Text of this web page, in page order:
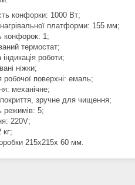
конфорки: 1000 Вт;
платформи: 155 мм;
конфорок: 1;
термостат;
індикація роботи;
ніжки;
робочої поверхні: емаль;
механічне;
зручне для чищення;
режимів: 5;
220V;
кг;
215x215x 60 мм.